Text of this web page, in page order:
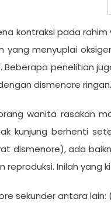
kontraksi pada
yang menyuplai
Beberapa penelitian
dismenore ringan.
wanita rasakan
kunjung berhenti
dismenore), ada
Inilah yang
sekunder antara